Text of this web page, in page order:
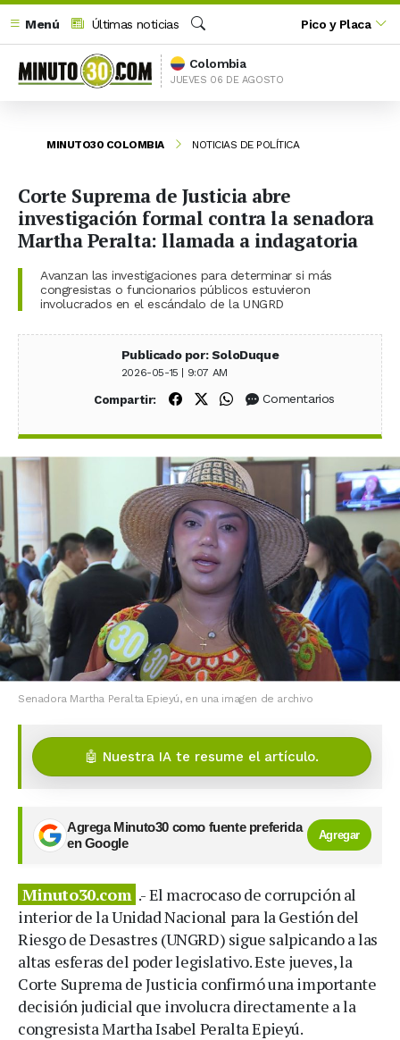
Menú
Últimas noticias
Buscar
Pico y Placa
Colombia
JUEVES 06 DE AGOSTO
MINUTO30 COLOMBIA NOTICIAS DE POLÍTICA
Corte Suprema de Justicia abre
investigación formal contra la senadora
Martha Peralta: llamada a indagatoria
Avanzan las investigaciones para determinar si más
congresistas o funcionarios públicos estuvieron
involucrados en el escándalo de la UNGRD
Publicado por: SoloDuque
2026-05-15 | 9:07 AM
Compartir: Compartir en Facebook
Compartir en X (Twitter)
Compartir en WhatsApp
Comentarios
Senadora Martha Peralta Epieyú, en una imagen de archivo
🤖 Nuestra IA te resume el artículo.
Agrega Minuto30 como fuente preferida
en Google
Agregar
Minuto30.com .- El macrocaso de corrupción al
interior de la Unidad Nacional para la Gestión del
Riesgo de Desastres (UNGRD) sigue salpicando a las
altas esferas del poder legislativo. Este jueves, la
Corte Suprema de Justicia confirmó una importante
decisión judicial que involucra directamente a la
congresista Martha Isabel Peralta Epieyú.